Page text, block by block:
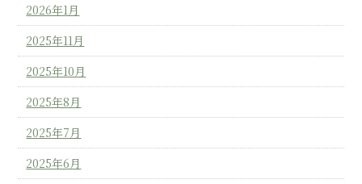
2026年1月
2025年11月
2025年10月
2025年8月
2025年7月
2025年6月